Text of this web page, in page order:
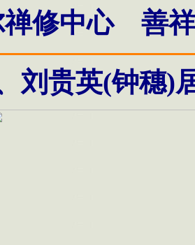
禅修中心 善
刘贵英(钟穗)